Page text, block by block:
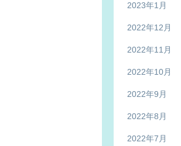
2023年1月
2022年12月
2022年11月
2022年10月
2022年9月
2022年8月
2022年7月